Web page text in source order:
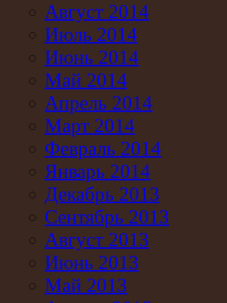
Август 2014
Июль 2014
Июнь 2014
Май 2014
Апрель 2014
Март 2014
Февраль 2014
Январь 2014
Декабрь 2013
Сентябрь 2013
Август 2013
Июнь 2013
Май 2013